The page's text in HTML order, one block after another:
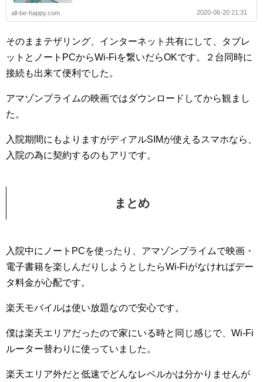
all-be-happy.com 2020-06-20 21:31
そのままテザリング、インターネット共有にして、タブレ
ットとノートPCからWi-Fiを繋いだらOKです。２台同時に
接続も出来て便利でした。
アマゾンプライムの映画ではダウンロードしてから観まし
た。
入院期間にもよりますがディアルSIMが使えるスマホなら、
入院の為に契約するのもアリです。
まとめ
入院中にノートPCを使ったり、アマゾンプライムで映画・
電子書籍を楽しんだりしようとしたらWi-Fiがなければデー
タ料金が心配です。
楽天モバイルは使い放題なので安心です。
僕は楽天エリアだったので家にいる時と同じ感じで、Wi-Fi
ルーター替わりに使っていました。
楽天エリア外だと低速でどんなレベルかは分かりませんが